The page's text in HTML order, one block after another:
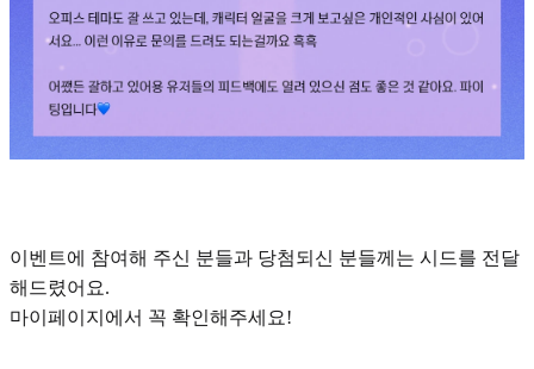
이벤트에 참여해 주신 분들과 당첨되신 분들께는 시드를 전달
해드렸어요.
마이페이지에서 꼭 확인해주세요!